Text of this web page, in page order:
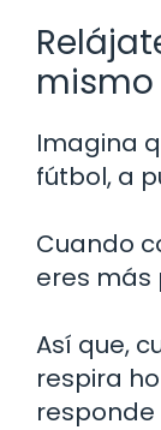
mismo
Imagina
fútbol, a
Cuando
eres más
Así que,
respira
responde